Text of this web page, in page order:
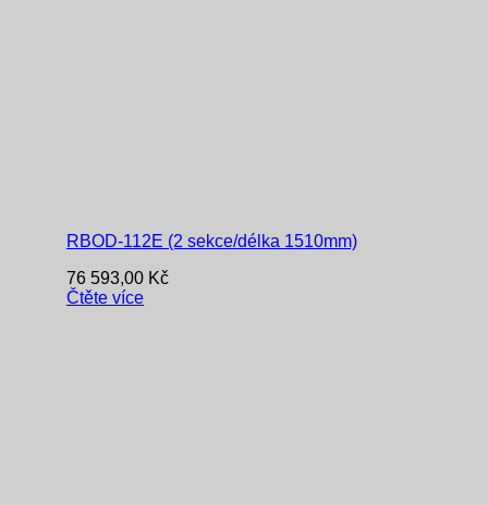
RBOD-112E (2 sekce/délka 1510mm)
76 593,00 Kč
Čtěte více